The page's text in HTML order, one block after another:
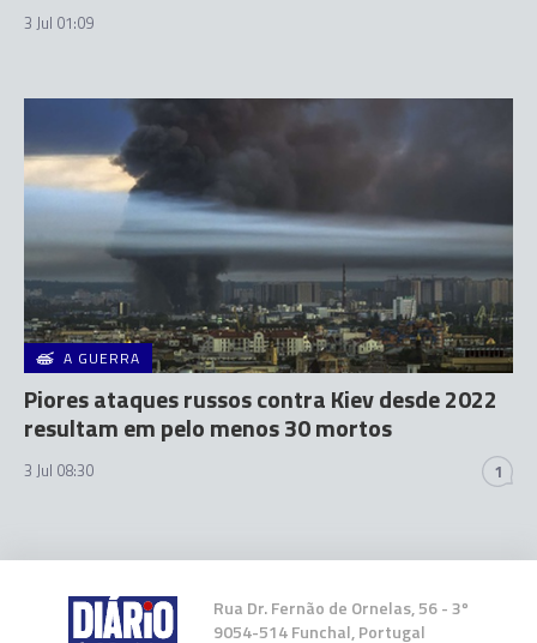
3 Jul 01:09
A GUERRA
Piores ataques russos contra Kiev desde 2022
resultam em pelo menos 30 mortos
3 Jul 08:30 1
Rua Dr. Fernão de Ornelas, 56 - 3º
9054-514 Funchal, Portugal